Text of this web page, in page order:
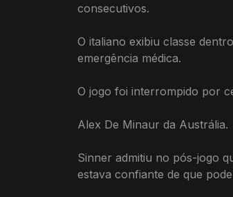
consecutivos.
O italiano exibiu classe
emergência médica.
O jogo foi interrompido por
Alex De Minaur da Austrália.
Sinner admitiu no pós-jogo
estava confiante de que